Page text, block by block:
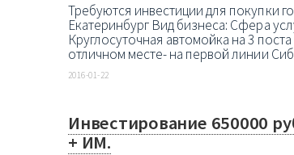
Требуются инвестиции для покупки
Екатеринбург Вид бизнеса: Сфера
Круглосуточная автомойка на 3
отличном месте- на первой линии
2016-01-22
Инвестирование 650000
+ ИМ.